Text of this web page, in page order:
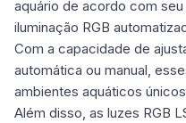
aquário de acordo com
iluminação RGB
Com a capacidade de
automática ou manual,
ambientes aquáticos
Além disso, as luzes RGB